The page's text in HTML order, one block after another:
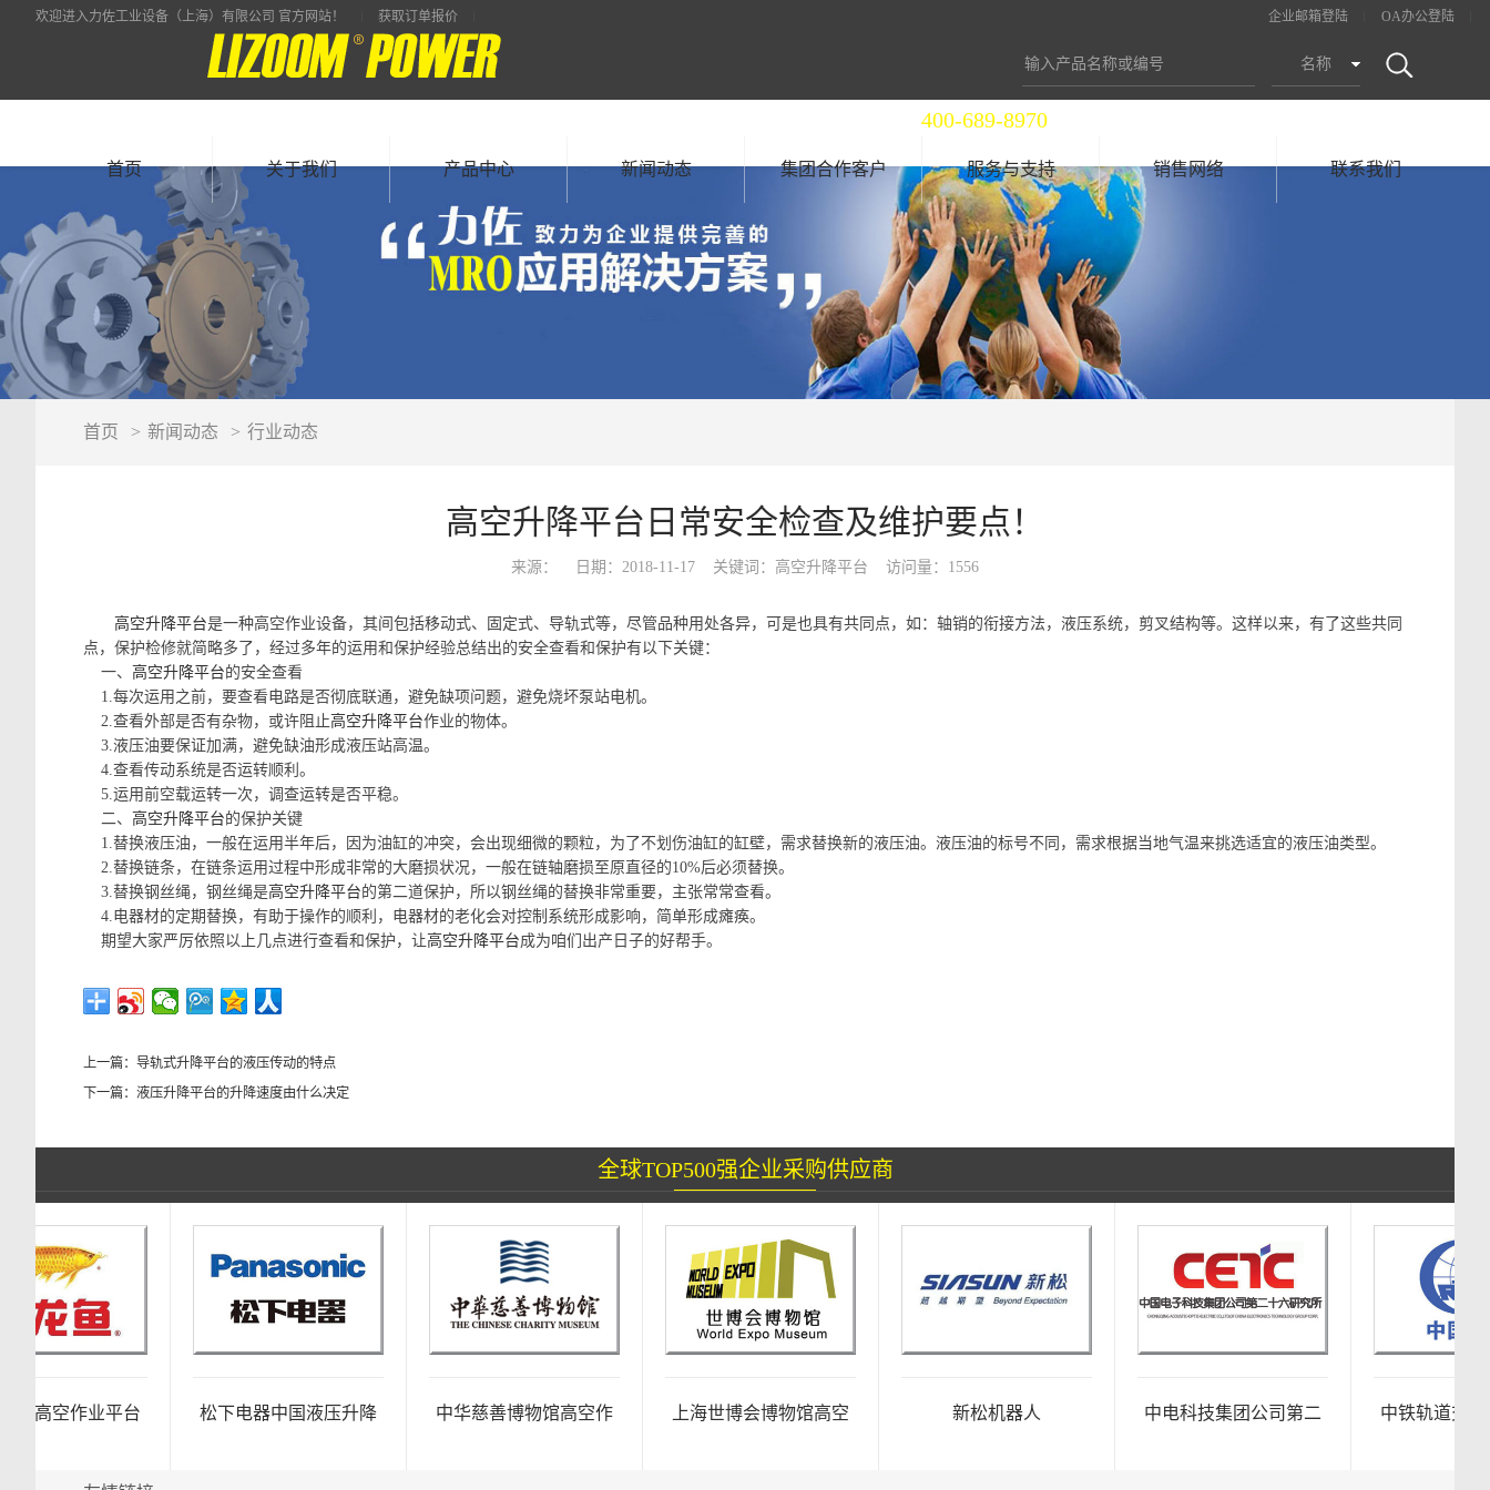
企业邮箱登陆 OA办公登陆
欢迎进入力佐工业设备（上海）有限公司 官方网站！ 获取订单报价
名称
400-689-8970
首页 关于我们 产品中心 新闻动态 集团合作客户 服务与支持 销售网络 联系我们
首页 新闻动态 行业动态
高空升降平台日常安全检查及维护要点！
来源： 日期：2018-11-17 关键词：高空升降平台 访问量：1556
高空升降平台是一种高空作业设备，其间包括移动式、固定式、导轨式等，尽管品种用处各异，可是也具有共同点，如：轴销的衔接方法，液压系统，剪叉结构等。这样以来，有了这些共同
点，保护检修就简略多了，经过多年的运用和保护经验总结出的安全查看和保护有以下关键：
一、 高空升降平台的安全查看
1.每次运用之前，要查看电路是否彻底联通，避免缺项问题，避免烧坏泵站电机。
2.查看外部是否有杂物，或许阻止高空升降平台作业的物体。
3.液压油要保证加满，避免缺油形成液压站高温。
4.查看传动系统是否运转顺利。
5.运用前空载运转一次，调查运转是否平稳。
二、 高空升降平台的保护关键
1.替换液压油，一般在运用半年后，因为油缸的冲突，会出现细微的颗粒，为了不划伤油缸的缸壁，需求替换新的液压油。液压油的标号不同，需求根据当地气温来挑选适宜的液压油类型。
2.替换链条，在链条运用过程中形成非常的大磨损状况，一般在链轴磨损至原直径的10%后必须替换。
3.替换钢丝绳，钢丝绳是高空升降平台的第二道保护，所以钢丝绳的替换非常重要，主张常常查看。
4.电器材的定期替换，有助于操作的顺利，电器材的老化会对控制系统形成影响，简单形成瘫痪。
期望大家严厉依照以上几点进行查看和保护，让高空升降平台成为咱们出产日子的好帮手。
上一篇： 导轨式升降平台的液压传动的特点
下一篇： 液压升降平台的升降速度由什么决定
全球TOP500强企业采购供应商
空作业平台 松下电器中国液压升降 中华慈善博物馆高空作 上海世博会博物馆高空 新松机器人 中电科技集团公司第二 中铁轨道交通定